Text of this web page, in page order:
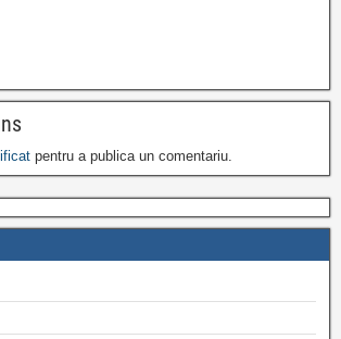
pentru a publica un comentariu.